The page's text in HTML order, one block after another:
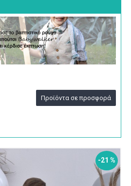
Προϊόντα σε προσφορά
-21 %